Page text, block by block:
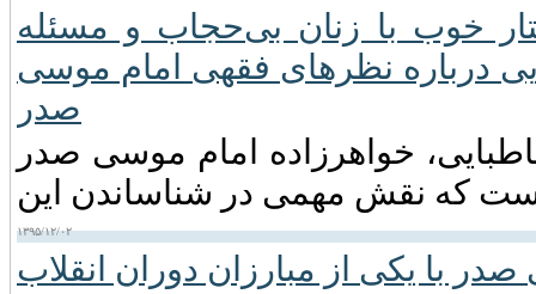
خوب با زنان بی‌حجاب و مسئله
درباره نظرهای فقهی امام موسی
صدر
خواهرزاده امام موسی صدر
۱۳۹۵/۱۲/۰۲
با یکی از مبارزان دوران انقلاب